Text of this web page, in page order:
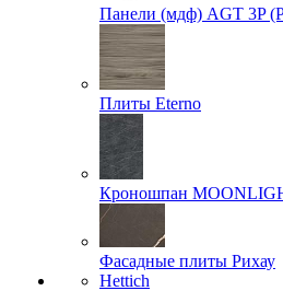
Панели (мдф) AGT 3P
Плиты Eterno
Кроношпан
Фасадные плиты Рихау
Hettich